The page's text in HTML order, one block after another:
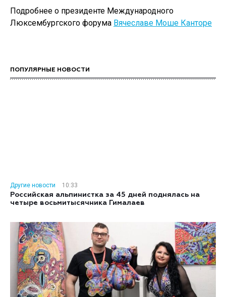
Подробнее о президенте Международного
Люксембургского форума Вячеславе Моше Канторе
ПОПУЛЯРНЫЕ НОВОСТИ
Другие новости
10:33
Российская альпинистка за 45 дней поднялась на
четыре восьмитысячника Гималаев